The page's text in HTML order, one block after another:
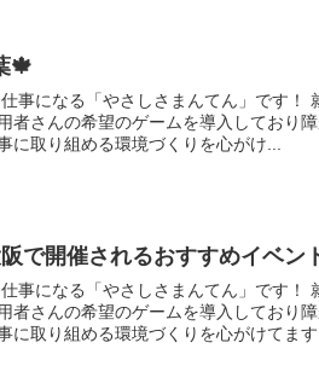
🍁
事になる「やさしさまんてん」です！
者さんの希望のゲームを導入しており
に取り組める環境づくりを心がけ...
阪で開催されるおすすめイベン
事になる「やさしさまんてん」です！
者さんの希望のゲームを導入しており
に取り組める環境づくりを心がけてます